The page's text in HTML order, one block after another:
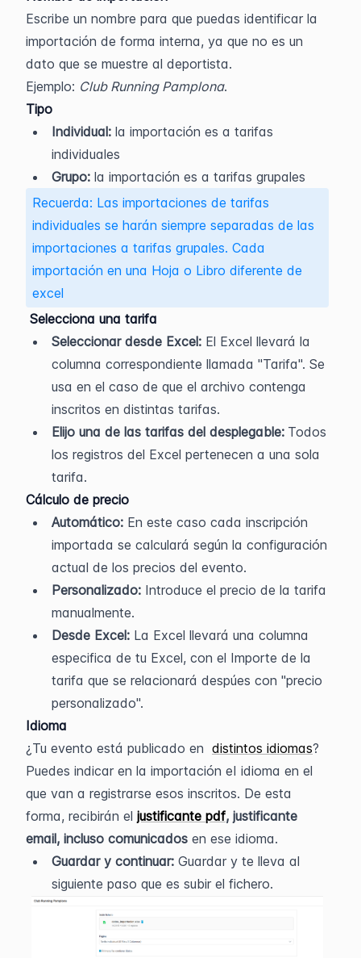
Escribe un nombre para que puedas identificar la
importación de forma interna, ya que no es un
dato que se muestre al deportista.
Ejemplo: Club Running Pamplona.
Tipo
Individual: la importación es a tarifas
individuales
Grupo: la importación es a tarifas grupales
Recuerda: Las importaciones de tarifas
individuales se harán siempre separadas de las
importaciones a tarifas grupales. Cada
importación en una Hoja o Libro diferente de
excel
Selecciona una tarifa
Seleccionar desde Excel: El Excel llevará la
columna correspondiente llamada "Tarifa". Se
usa en el caso de que el archivo contenga
inscritos en distintas tarifas.
Elijo una de las tarifas del desplegable: Todos
los registros del Excel pertenecen a una sola
tarifa.
Cálculo de precio
Automático: En este caso cada inscripción
importada se calculará según la configuración
actual de los precios del evento.
Personalizado: Introduce el precio de la tarifa
manualmente.
Desde Excel: La Excel llevará una columna
especifica de tu Excel, con el Importe de la
tarifa que se relacionará despúes con "precio
personalizado".
Idioma
¿Tu evento está publicado en distintos idiomas?
Puedes indicar en la importación eI idioma en el
que van a registrarse esos inscritos. De esta
forma, recibirán el justificante pdf, justificante
email, incluso comunicados en ese idioma.
Guardar y continuar: Guardar y te lleva al
siguiente paso que es subir el fichero.